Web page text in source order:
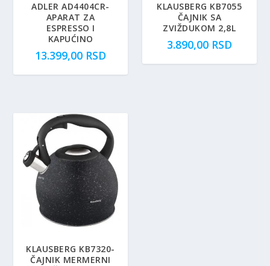
ADLER AD4404CR-
APARAT ZA
ESPRESSO I
KAPUĆINO
13.399,00 RSD
KLAUSBERG KB7055
ČAJNIK SA
ZVIŽDUKOM 2,8L
3.890,00 RSD
KLAUSBERG KB7320-
ČAJNIK MERMERNI